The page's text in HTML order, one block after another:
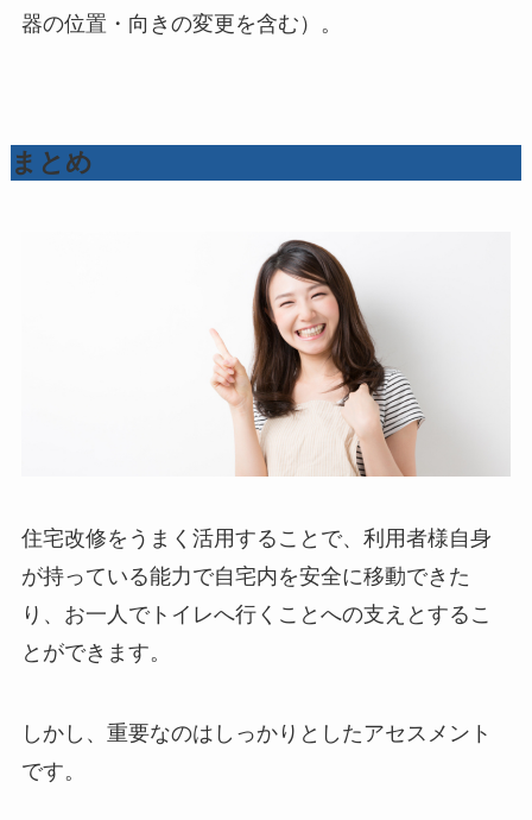
器の位置・向きの変更を含む）。
まとめ
住宅改修をうまく活用することで、利用者様自身
が持っている能力で自宅内を安全に移動できた
り、お一人でトイレへ行くことへの支えとするこ
とができます。
しかし、重要なのはしっかりとしたアセスメント
です。